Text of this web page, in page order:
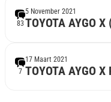
83 TOYOTA AYGO X
5 November 2021
7 TOYOTA AYGO X
17 Maart 2021